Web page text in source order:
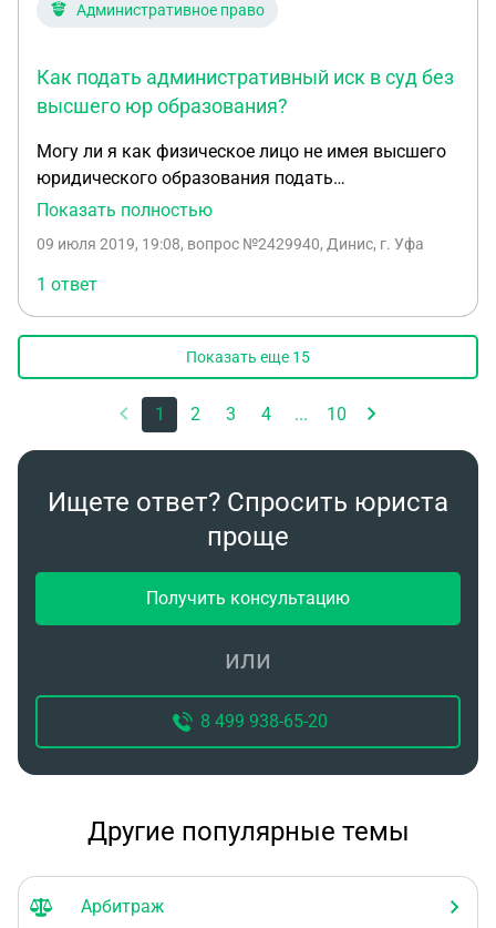
Административное право
Как подать административный иск в суд без
высшего юр образования?
Могу ли я как физическое лицо не имея высшего
юридического образования подать
административный иск в суд и в последующем
интересы? я являюсь субъектом чьи права
нарушены!
Показать полностью
09 июля 2019, 19:08, вопрос №2429940, Динис, г. Уфа
1 ответ
Показать еще 15
1 2 3 4 ... 10
Ищете ответ? Спросить юриста
проще
Получить консультацию
или
8 499 938-65-20
Другие популярные темы
Арбитраж